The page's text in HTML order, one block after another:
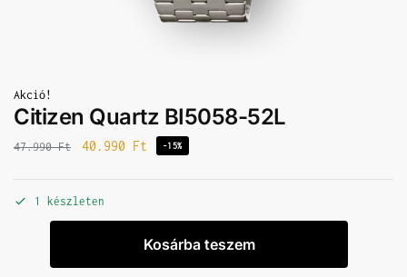
Akció!
Citizen Quartz BI5058-52L
47.990Ft 40.990 Ft -15%
1 készleten
Kosárba teszem